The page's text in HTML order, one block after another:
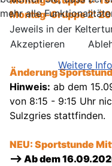
Montag-Gruppe 2:
Jeweils in der
Änderung
Hinweis: ab dem
von 8:15 - 9:15 Uhr
Sulzgries stattfinden.
NEU: Sportstunde
--> Ab dem
mehr alle
Akzeptieren
Weitere